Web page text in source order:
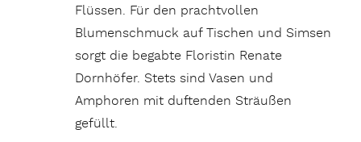
Flüssen. Für den prachtvollen
Blumenschmuck auf Tischen und Simsen
sorgt die begabte Floristin Renate
Dornhöfer. Stets sind Vasen und
Amphoren mit duftenden Sträußen
gefüllt.